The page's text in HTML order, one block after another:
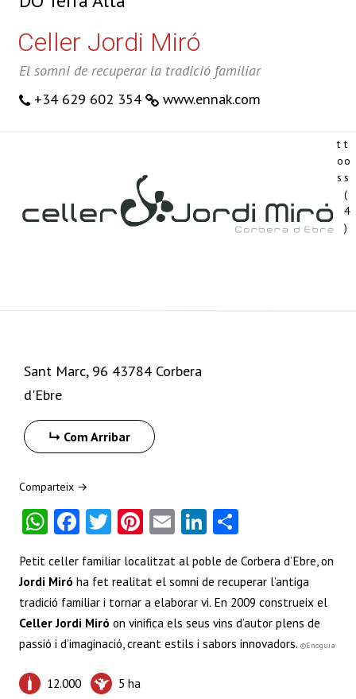
Celler Jordi Miró
El somni de recuperar la tradició familiar
+34 629 602 354
www.ennak.com
Sant Marc, 96 43784 Corbera
d'Ebre
Com Arribar
Comparteix →
W
ts
A
p
p
Fa
b
o
o
k
T
itt
er
Pi
er
es
t
E
ai
l
Li
e
dI
n
re
Petit celler familiar localitzat al poble de Corbera d’Ebre, on
Jordi Miró ha fet realitat el somni de recuperar l’antiga
tradició familiar i tornar a elaborar vi. En 2009 construeix el
Celler Jordi Miró on vinifica els seus vins d’autor plens de
passió i d’imaginació, creant estils i sabors innovadors. ©Enoguia
12.000 5 ha
t
o
s
t
o
s
(
4
)